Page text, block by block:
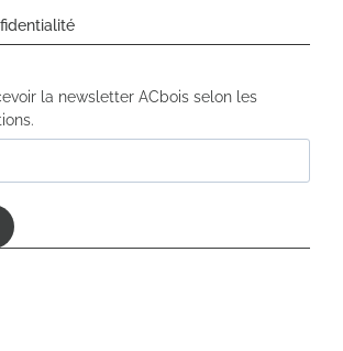
la newsletter ACbois selon les